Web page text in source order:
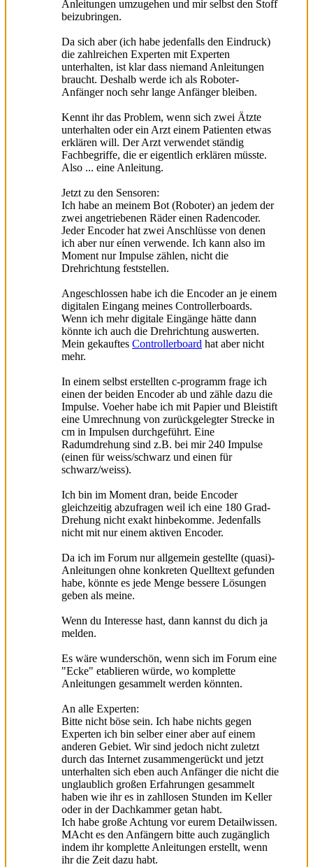
Anleitungen umzugehen und mir selbst den Stoff
beizubringen.
Da sich aber (ich habe jedenfalls den Eindruck)
die zahlreichen Experten mit Experten
unterhalten, ist klar dass niemand Anleitungen
braucht. Deshalb werde ich als Roboter-
Anfänger noch sehr lange Anfänger bleiben.
Kennt ihr das Problem, wenn sich zwei Ätzte
unterhalten oder ein Arzt einem Patienten etwas
erklären will. Der Arzt verwendet ständig
Fachbegriffe, die er eigentlich erklären müsste.
Also ... eine Anleitung.
Jetzt zu den Sensoren:
Ich habe an meinem Bot (Roboter) an jedem der
zwei angetriebenen Räder einen Radencoder.
Jeder Encoder hat zwei Anschlüsse von denen
ich aber nur eínen verwende. Ich kann also im
Moment nur Impulse zählen, nicht die
Drehrichtung feststellen.
Angeschlossen habe ich die Encoder an je einem
digitalen Eingang meines Controllerboards.
Wenn ich mehr digitale Eingänge hätte dann
könnte ich auch die Drehrichtung auswerten.
Mein gekauftes Controllerboard hat aber nicht
mehr.
In einem selbst erstellten c-programm frage ich
einen der beiden Encoder ab und zähle dazu die
Impulse. Voeher habe ich mit Papier und Bleistift
eine Umrechnung von zurückgelegter Strecke in
cm in Impulsen durchgeführt. Eine
Radumdrehung sind z.B. bei mir 240 Impulse
(einen für weiss/schwarz und einen für
schwarz/weiss).
Ich bin im Moment dran, beide Encoder
gleichzeitig abzufragen weil ich eine 180 Grad-
Drehung nicht exakt hinbekomme. Jedenfalls
nicht mit nur einem aktiven Encoder.
Da ich im Forum nur allgemein gestellte (quasi)-
Anleitungen ohne konkreten Quelltext gefunden
habe, könnte es jede Menge bessere Lösungen
geben als meine.
Wenn du Interesse hast, dann kannst du dich ja
melden.
Es wäre wunderschön, wenn sich im Forum eine
"Ecke" etablieren würde, wo komplette
Anleitungen gesammelt werden könnten.
An alle Experten:
Bitte nicht böse sein. Ich habe nichts gegen
Experten ich bin selber einer aber auf einem
anderen Gebiet. Wir sind jedoch nicht zuletzt
durch das Internet zusammengerückt und jetzt
unterhalten sich eben auch Anfänger die nicht die
unglaublich großen Erfahrungen gesammelt
haben wie ihr es in zahllosen Stunden im Keller
oder in der Dachkammer getan habt.
Ich habe große Achtung vor eurem Detailwissen.
MAcht es den Anfängern bitte auch zugänglich
indem ihr komplette Anleitungen erstellt, wenn
ihr die Zeit dazu habt.